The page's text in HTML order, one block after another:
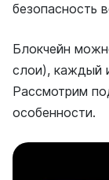
безопасность
Блокчейн
слои), каждый
Рассмотрим
особенности.